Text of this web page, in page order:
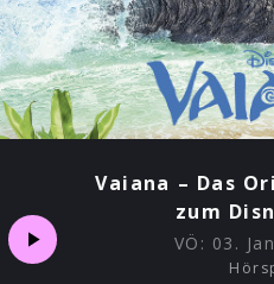
Vaiana – Das
zum
VÖ: 03.